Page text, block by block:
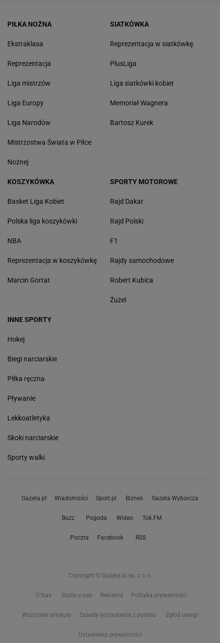
PIŁKA NOŻNA
Ekstraklasa
Reprezentacja
Liga mistrzów
Liga Europy
Liga Narodów
Mistrzostwa Świata w Piłce
Nożnej
SIATKÓWKA
Reprezentacja w siatkówkę
PlusLiga
Liga siatkówki kobiet
Memoriał Wagnera
Bartosz Kurek
KOSZYKÓWKA
Basket Liga Kobiet
Polska liga koszykówki
NBA
Reprezentacja w koszykówkę
Marcin Gortat
SPORTY MOTOROWE
Rajd Dakar
Rajd Polski
F1
Rajdy samochodowe
Robert Kubica
Żużel
INNE SPORTY
Hokej
Biegi narciarskie
Piłka ręczna
Pływanie
Lekkoatletyka
Skoki narciarskie
Sporty walki
Gazeta.pl Wiadomości Sport.pl Biznes Gazeta Wyborcza
Buzz Pogoda Wideo Tok.FM
Poczta Facebook RSS
Copyright © Gazeta.pl sp. z o.o.
O Nas Staże u nas Reklama Polityka prywatności
Wszystkie artykuły Zasady korzystania z portalu Zgłoś uwagi
Ustawienia prywatności